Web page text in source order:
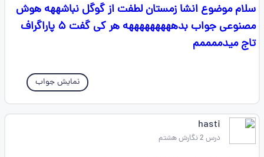
سلام موضوع انشا زمستان لطفت از گوگل نباشههه هوش
مصنوعی جواب بدهههههههههه هر کی گفت ۵ پاراگراف
تاج میدممممم
نمایش جواب
hasti
درس 2 نگارش هشتم